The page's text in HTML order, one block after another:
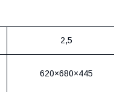
2,5
620×680×445